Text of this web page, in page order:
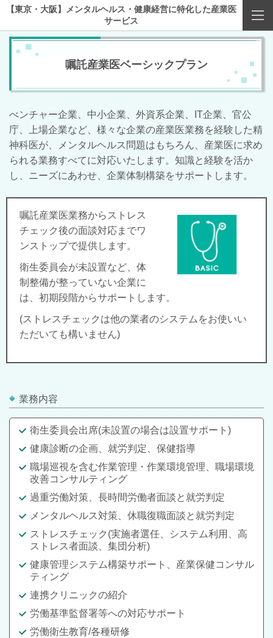
【東京・大阪】メンタルヘルス・健康経営に特化した産業医
サービス
嘱託産業医ベーシックプラン
べンチャー企業、中小企業、外資系企業、IT企業、官公
庁、上場企業など、様々な企業の産業医業務を経験した精
神科医が、メンタルヘルス問題はもちろん、 産業医に求め
られる業務すべてに対応いたします。 知識と経験を活か
し、 ニーズにあわせ、企業体制構築をサポートします。
嘱託産業医業務からストレス
チェック後の面談対応までワ
ンストップで提供します。
衛生委員会が未設置など、体
制整備が整っていない企業に
は、初期段階からサポートします。
(ストレスチェックは他の業者のシステムをお使いい
ただいても構いません)
業務内容
衛生委員会出席(未設置の場合は設置サポート )
健康診断の企画、就労判定、保健指導
職場巡視を含む作業管理・作業環境管理、職場環境
改善コンサルティング
過重労働対策、長時間労働者面談と就労判定
メンタルヘルス対策、休職復職面談と就労判定
ストレスチェック(実施者選任、システム利用、高
ストレス者面談、集団分析)
健康管理システム構築サポート、産業保健コンサル
ティング
連携クリニックの紹介
労働基準監督署等への対応サポート
労働衛生教育/各種研修